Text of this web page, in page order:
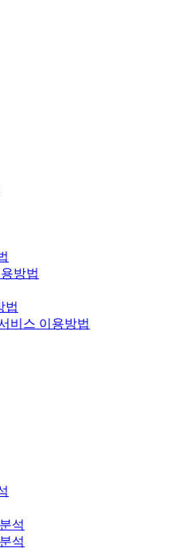
방법
법
비스 이용방법
석
석